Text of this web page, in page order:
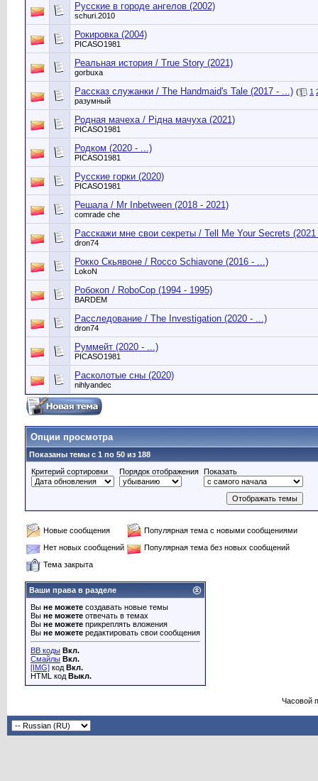
Русские в городе ангелов (2002)
schuri.2010
Рокировка (2004)
PICASO1981
Реальная история / True Story (2021)
gorbuxa
Рассказ служанки / The Handmaid's Tale (2017 - ...) ( 1
разумный
Родная мачеха / Рідна мачуха (2021)
PICASO1981
Родком (2020 - ...)
PICASO1981
Русские горки (2020)
PICASO1981
Решала / Mr Inbetween (2018 - 2021)
comrade che
Расскажи мне свои секреты / Tell Me Your Secrets
dron74
Рокко Скьявоне / Rocco Schiavone (2016 - ...)
LokoN
Робокоп / RoboCop (1994 - 1995)
BARDEM
Расследование / The Investigation (2020 - ...)
dron74
Руммейт (2020 - ...)
PICASO1981
Расколотые сны (2020)
nihlyandec
Опции просмотра
Показаны темы с 1 по 50 из 188
Критерий сортировки
Порядок отображения Показать
Новые сообщения
Популярная тема с новыми сообщениями
Нет новых сообщений
Популярная тема без новых сообщений
Тема закрыта
Ваши права в разделе
Вы не можете создавать новые темы
Вы не можете отвечать в темах
Вы не можете прикреплять вложения
Вы не можете редактировать свои сообщения
BB коды Вкл.
Смайлы Вкл.
[IMG] код Вкл.
HTML код Выкл.
Часовой